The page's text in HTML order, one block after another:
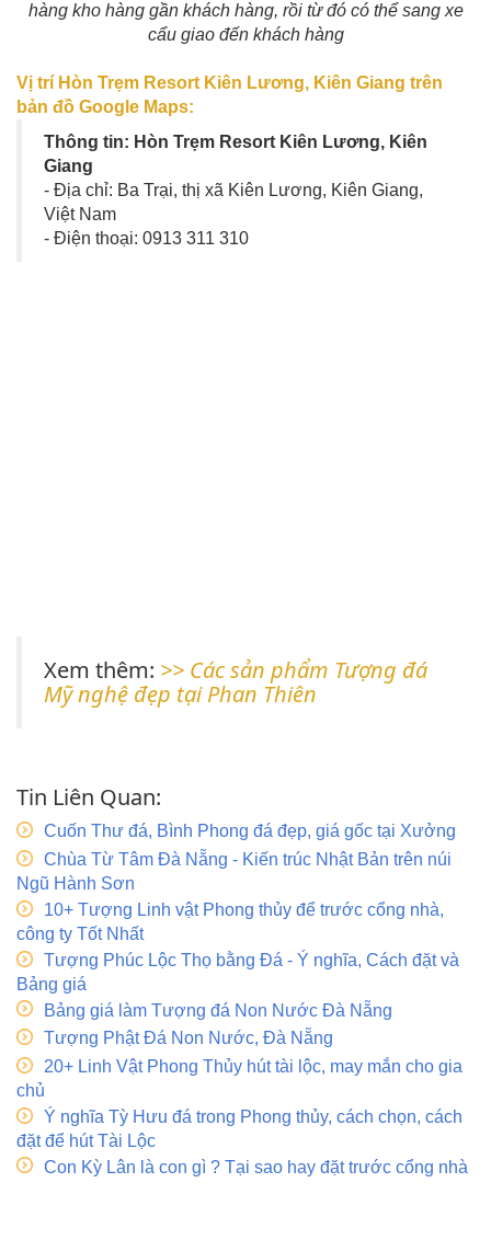
hàng kho hàng gần khách hàng, rồi từ đó có thể sang xe
cẩu giao đến khách hàng
Vị trí Hòn Trẹm Resort Kiên Lương, Kiên Giang trên
bản đồ Google Maps:
Thông tin: Hòn Trẹm Resort Kiên Lương, Kiên
Giang
- Địa chỉ: Ba Trại, thị xã Kiên Lương, Kiên Giang,
Việt Nam
- Điện thoại: 0913 311 310
Xem thêm: >> Các sản phẩm Tượng đá
Mỹ nghệ đẹp tại Phan Thiên
Tin Liên Quan:
Cuốn Thư đá, Bình Phong đá đẹp, giá gốc tại Xưởng
Chùa Từ Tâm Đà Nẵng - Kiến trúc Nhật Bản trên núi
Ngũ Hành Sơn
10+ Tượng Linh vật Phong thủy để trước cổng nhà,
công ty Tốt Nhất
Tượng Phúc Lộc Thọ bằng Đá - Ý nghĩa, Cách đặt và
Bảng giá
Bảng giá làm Tượng đá Non Nước Đà Nẵng
Tượng Phật Đá Non Nước, Đà Nẵng
20+ Linh Vật Phong Thủy hút tài lộc, may mắn cho gia
chủ
Ý nghĩa Tỳ Hưu đá trong Phong thủy, cách chọn, cách
đặt để hút Tài Lộc
Con Kỳ Lân là con gì ? Tại sao hay đặt trước cổng nhà